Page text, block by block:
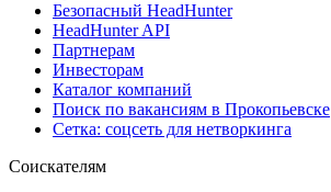
Безопасный HeadHunter
HeadHunter API
Партнерам
Инвесторам
Каталог компаний
Поиск по вакансиям в Прокопьевске
Сетка: соцсеть для нетворкинга
Соискателям